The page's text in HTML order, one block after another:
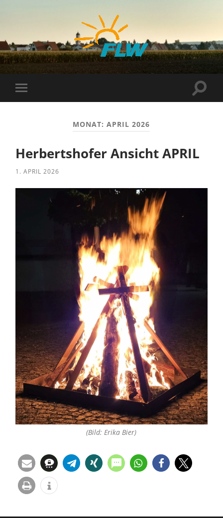
FLW
Mobile-
Menü ein-/
MONAT:APRIL 2026
Herbertshofer Ansicht APRIL
1. APRIL 2026
(Bild: Erika Bier)